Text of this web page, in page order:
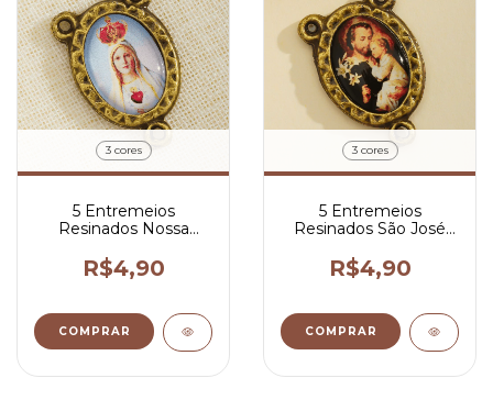
3 cores
5 Entremeios
Resinados Nossa
Para Terço 2x1,5 cm
R$4,90
COMPRAR
3 cores
5 Entremeios
Resinados São José
R$4,90
COMPRAR